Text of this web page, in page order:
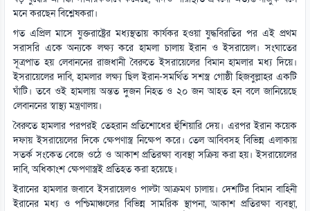
মনে করছেন বিশ্লেষকরা।
গত এপ্রিল মাসে যুক্তরাষ্ট্রের মধ্যস্থতায় কার্যকর হওয়া যুদ্ধবিরতির পর এই প্রথম
সরাসরি একে অন্যকে লক্ষ্য করে হামলা চালায় ইরান ও ইসরায়েল। সংঘাতের
সূত্রপাত হয় লেবাননের রাজধানী বৈরুতে ইসরায়েলের বিমান হামলার মধ্য দিয়ে।
ইসরায়েলের দাবি, হামলার লক্ষ্য ছিল ইরান-সমর্থিত সশস্ত্র গোষ্ঠী হিজবুল্লাহর একটি
ঘাঁটি। তবে ওই হামলায় অন্তত দুজন নিহত ও ২০ জন আহত হন বলে জানিয়েছে
লেবাননের স্বাস্থ্য মন্ত্রণালয়।
বৈরুতে হামলার পরপরই তেহরান প্রতিশোধের হুঁশিয়ারি দেয়। এরপর ইরান কয়েক
দফায় ইসরায়েলের দিকে ক্ষেপণাস্ত্র নিক্ষেপ করে। তেল আবিবসহ বিভিন্ন এলাকায়
সতর্ক সংকেত বেজে ওঠে ও আকাশ প্রতিরক্ষা ব্যবস্থা সক্রিয় করা হয়। ইসরায়েলের
দাবি, অধিকাংশ ক্ষেপণাস্ত্রই প্রতিহত করা হয়েছে।
ইরানের হামলার জবাবে ইসরায়েলও পাল্টা আক্রমণ চালায়। দেশটির বিমান বাহিনী
ইরানের মধ্য ও পশ্চিমাঞ্চলের বিভিন্ন সামরিক স্থাপনা, আকাশ প্রতিরক্ষা ব্যবস্থা,